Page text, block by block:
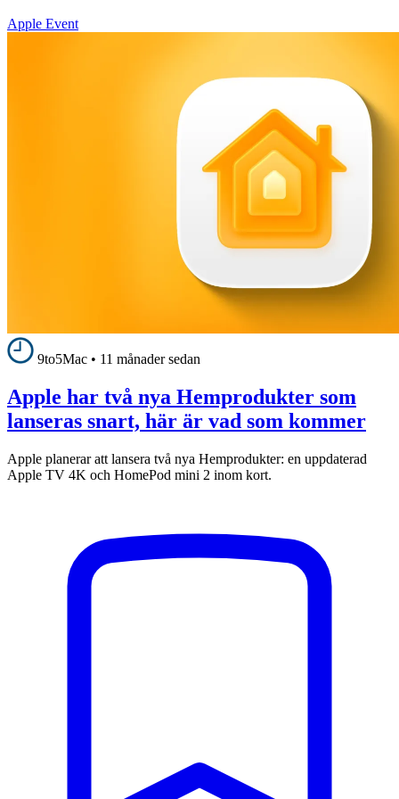
Apple Event
9to5Mac • 11 månader sedan
Apple har två nya Hemprodukter som
lanseras snart, här är vad som kommer
Apple planerar att lansera två nya Hemprodukter: en uppdaterad
Apple TV 4K och HomePod mini 2 inom kort.